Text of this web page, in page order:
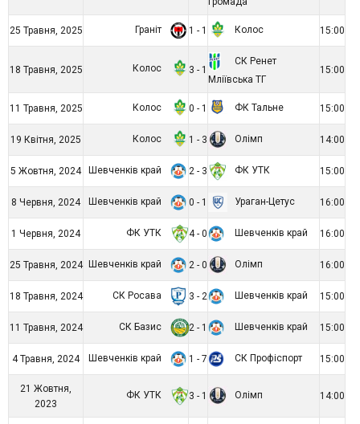
25 Травня, 2025 Граніт 1 - 1 Колос 15:00
18 Травня, 2025 Колос 3 - 1
СК Ренет
Мліївська ТГ
15:00
11 Травня, 2025 Колос 0 - 1 ФК Тальне 15:00
19 Квітня, 2025 Колос 1 - 3 Олімп 14:00
5 Жовтня, 2024 Шевченків край 2 - 3 ФК УТК 15:00
8 Червня, 2024 Шевченків край 0 - 1 Ураган-Цетус 16:00
1 Червня, 2024 ФК УТК 4 - 0 Шевченків край 16:00
25 Травня, 2024 Шевченків край 2 - 0 Олімп 16:00
18 Травня, 2024 СК Росава 3 - 2 Шевченків край 15:00
11 Травня, 2024 СК Базис 2 - 1 Шевченків край 15:00
4 Травня, 2024 Шевченків край 1 - 7 СК Профіспорт 15:00
21 Жовтня,
2023
ФК УТК 3 - 1 Олімп 14:00